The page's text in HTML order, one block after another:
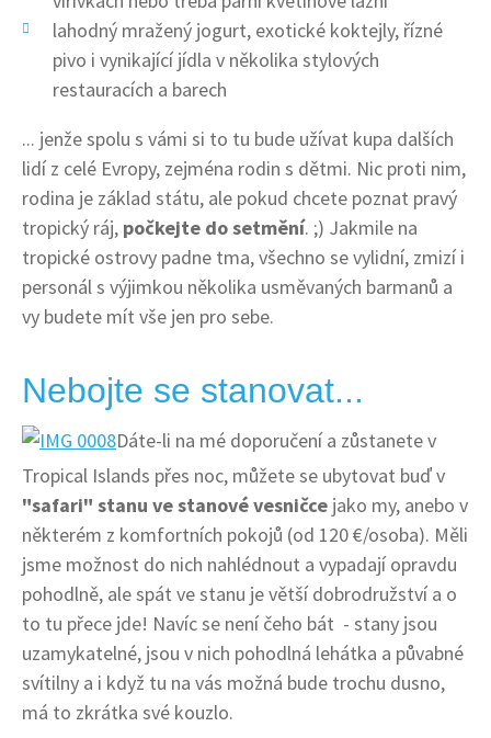
lahodný mražený jogurt, exotické koktejly, řízné
pivo i vynikající jídla v několika stylových
restauracích a barech
... jenže spolu s vámi si to tu bude užívat kupa dalších
lidí z celé Evropy, zejména rodin s dětmi. Nic proti nim,
rodina je základ státu, ale pokud chcete poznat pravý
tropický ráj, počkejte do setmění. ;) Jakmile na
tropické ostrovy padne tma, všechno se vylidní, zmizí i
personál s výjimkou několika usměvaných barmanů a
vy budete mít vše jen pro sebe.
Nebojte se stanovat...
Dáte-li na mé doporučení a zůstanete v
Tropical Islands přes noc, můžete se ubytovat buď v
"safari" stanu ve stanové vesničce jako my, anebo v
některém z komfortních pokojů (od 120 €/osoba). Měli
jsme možnost do nich nahlédnout a vypadají opravdu
pohodlně, ale spát ve stanu je větší dobrodružství a o
to tu přece jde! Navíc se není čeho bát - stany jsou
uzamykatelné, jsou v nich pohodlná lehátka a půvabné
svítilny a i když tu na vás možná bude trochu dusno,
má to zkrátka své kouzlo.